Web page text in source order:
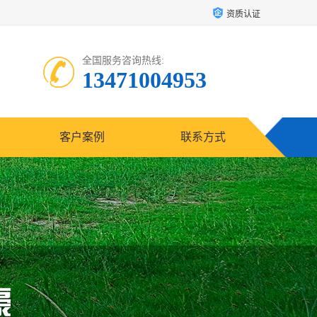
资质认证
全国服务咨询热线:
13471004953
客户案例 联系方式